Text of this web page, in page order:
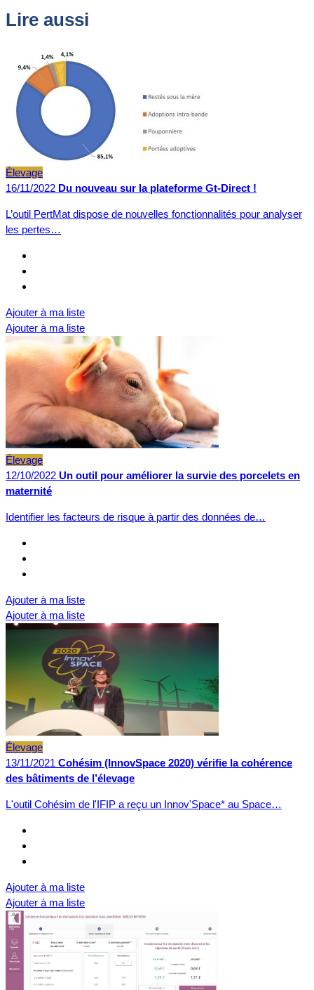
Lire aussi
Élevage
16/11/2022 Du nouveau sur la plateforme Gt-Direct !
L’outil PertMat dispose de nouvelles fonctionnalités pour analyser
les pertes…
Ajouter à ma liste
Ajouter à ma liste
Élevage
12/10/2022 Un outil pour améliorer la survie des porcelets en
maternité
Identifier les facteurs de risque à partir des données de…
Ajouter à ma liste
Ajouter à ma liste
Élevage
13/11/2021 Cohésim (InnovSpace 2020) vérifie la cohérence
des bâtiments de l’élevage
L'outil Cohésim de l'IFIP a reçu un Innov'Space* au Space…
Ajouter à ma liste
Ajouter à ma liste